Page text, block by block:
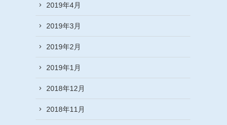
2019年4月
2019年3月
2019年2月
2019年1月
2018年12月
2018年11月